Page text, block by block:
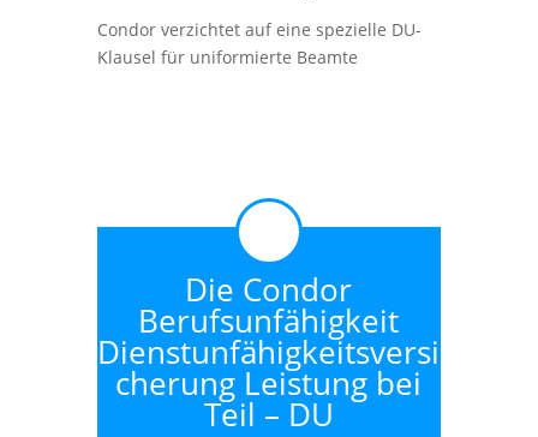
Condor verzichtet auf eine spezielle DU-
Klausel für uniformierte Beamte
Die Condor
Berufsunfähigkeit
Dienstunfähigkeitsversi
cherung Leistung bei
Teil – DU